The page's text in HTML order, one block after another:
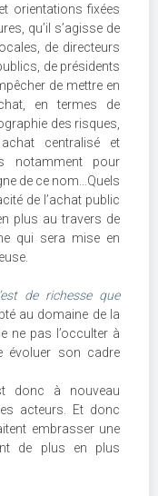
orientations fixées
qu’il s’agisse de
de directeurs
de présidents
de mettre en
en termes de
des risques,
centralisé et
notamment pour
de ce nom…Quels
de l’achat public
plus au travers de
qui sera mise en
de richesse que
au domaine de la
ne pas l’occulter à
évoluer son cadre
donc à nouveau
acteurs. Et donc
embrasser une
de plus en plus